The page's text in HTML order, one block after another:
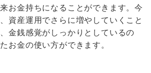
お金持ちになることができます。今
資産運用でさらに増やしていくこと
金銭感覚がしっかりとしているの
お金の使い方ができます。